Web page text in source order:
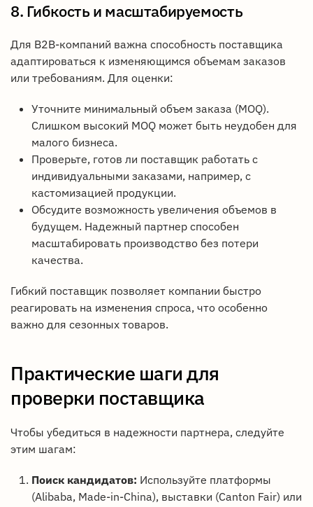
8. Гибкость и масштабируемость
Для B2B-компаний важна способность поставщика
адаптироваться к изменяющимся объемам заказов
или требованиям. Для оценки:
Уточните минимальный объем заказа (MOQ).
Слишком высокий MOQ может быть неудобен для
малого бизнеса.
Проверьте, готов ли поставщик работать с
индивидуальными заказами, например, с
кастомизацией продукции.
Обсудите возможность увеличения объемов в
будущем. Надежный партнер способен
масштабировать производство без потери
качества.
Гибкий поставщик позволяет компании быстро
реагировать на изменения спроса, что особенно
важно для сезонных товаров.
Практические шаги для
проверки поставщика
Чтобы убедиться в надежности партнера, следуйте
этим шагам:
Поиск кандидатов: Используйте платформы
(Alibaba, Made-in-China), выставки (Canton Fair) или